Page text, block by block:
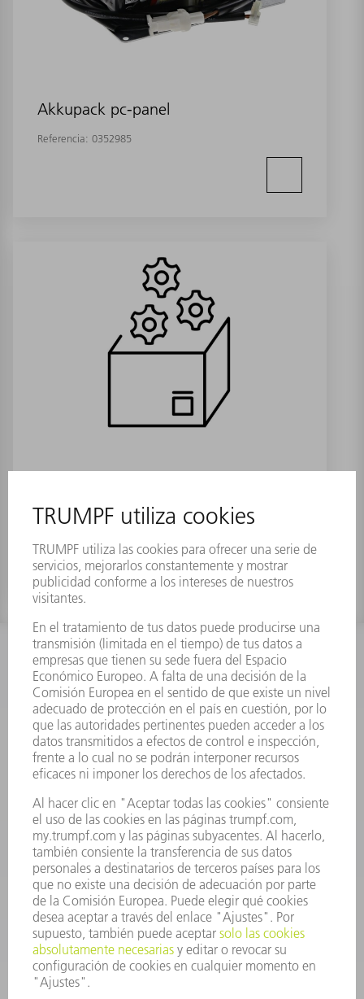
Akkupack pc-panel
Referencia: 0352985
Referencia: 2553182
INFORMACIÓN
Preguntas más frecuentes
Condiciones generales de venta
CONTACTO
Departamento de Repuestos
+34 91 657 36 70
Viernes de 8h – 17h
repuestos@es.trumpf.com
CONTACTO
Departamento de Utillaje
+34 91 657 36 69
Lunes a Jueves de 8h – 18h
Viernes de 8h – 17h
utillaje@trumpf.com